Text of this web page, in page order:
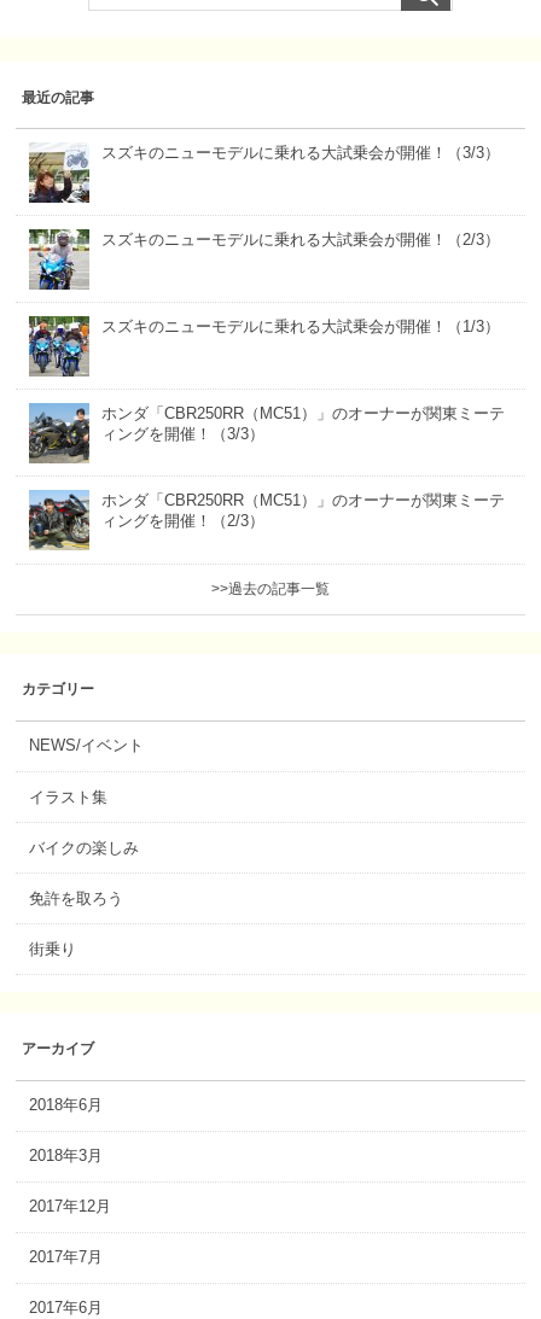
最近の記事
スズキのニューモデルに乗れる大試乗会が開催！（3/3）
スズキのニューモデルに乗れる大試乗会が開催！（2/3）
スズキのニューモデルに乗れる大試乗会が開催！（1/3）
ホンダ「CBR250RR（MC51）」のオーナーが関東ミーテ
ィングを開催！（3/3）
ホンダ「CBR250RR（MC51）」のオーナーが関東ミーテ
ィングを開催！（2/3）
>>過去の記事一覧
カテゴリー
NEWS/イベント
イラスト集
バイクの楽しみ
免許を取ろう
街乗り
アーカイブ
2018年6月
2018年3月
2017年12月
2017年7月
2017年6月